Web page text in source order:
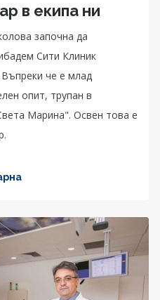
в екипа ни
започна да
Сити Клиник
че е млад
опит, трупан в
Марина". Освен това е